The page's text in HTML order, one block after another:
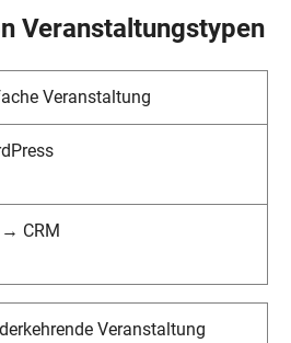
Veranstaltungstypen
Veranstaltung
→ CRM
Veranstaltung